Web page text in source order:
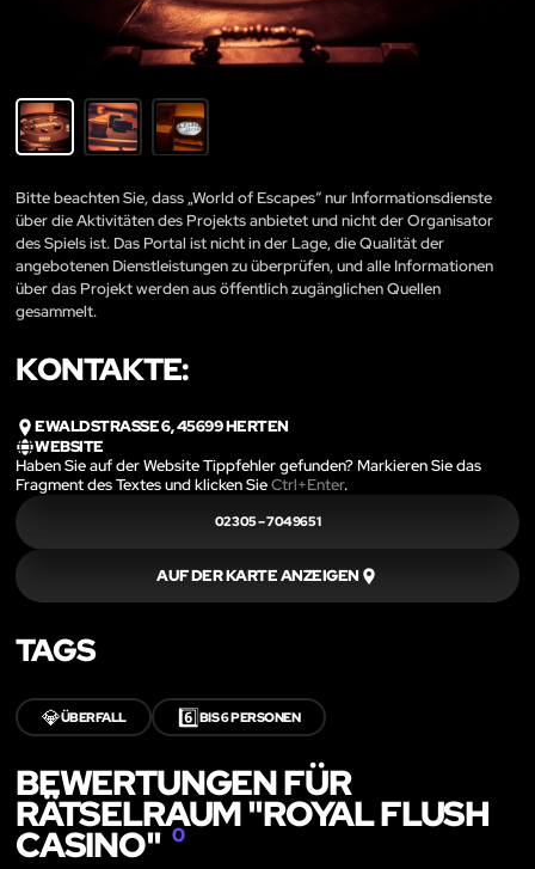
Bitte beachten Sie, dass „World of Escapes“ nur Informationsdienste
über die Aktivitäten des Projekts anbietet und nicht der Organisator
des Spiels ist. Das Portal ist nicht in der Lage, die Qualität der
angebotenen Dienstleistungen zu überprüfen, und alle Informationen
über das Projekt werden aus öffentlich zugänglichen Quellen
gesammelt.
KONTAKTE:
EWALDSTRASSE 6, 45699 HERTEN
WEBSITE
Haben Sie auf der Website Tippfehler gefunden? Markieren Sie das
Fragment des Textes und klicken SieCtrl+Enter.
02305 – 7049651
AUF DER KARTE ANZEIGEN
TAGS
💎ÜBERFALL 6️⃣BIS 6 PERSONEN
BEWERTUNGEN FÜR
RÄTSELRAUM "ROYAL FLUSH
CASINO"0